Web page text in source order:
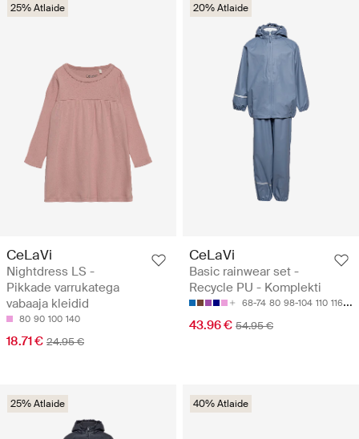
25% Atlaide
CeLaVi
Nightdress LS -
Pikkade varrukatega
vabaaja kleidid
80 90 100 140
18.71 € 24.95 €
20% Atlaide
CeLaVi
Basic rainwear set -
Recycle PU - Komplekti
68-74 80 98-104 110 116-122
43.96 € 54.95 €
25% Atlaide 40% Atlaide